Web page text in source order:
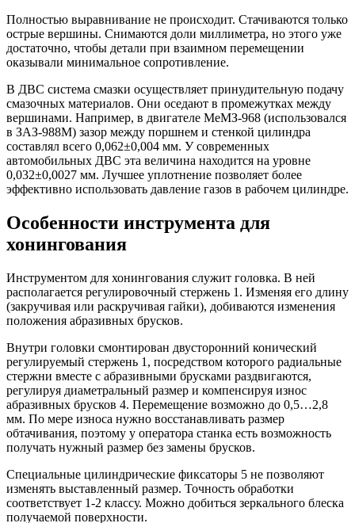
Полностью выравнивание не происходит. Стачиваются только
острые вершины. Снимаются доли миллиметра, но этого уже
достаточно, чтобы детали при взаимном перемещении
оказывали минимальное сопротивление.
В ДВС система смазки осуществляет принудительную подачу
смазочных материалов. Они оседают в промежутках между
вершинами. Например, в двигателе МеМЗ-968 (использовался
в ЗАЗ-988М) зазор между поршнем и стенкой цилиндра
составлял всего 0,062±0,004 мм. У современных
автомобильных ДВС эта величина находится на уровне
0,032±0,0027 мм. Лучшее уплотнение позволяет более
эффективно использовать давление газов в рабочем цилиндре.
Особенности инструмента для
хонингования
Инструментом для хонингования служит головка. В ней
располагается регулировочный стержень 1. Изменяя его длину
(закручивая или раскручивая гайки), добиваются изменения
положения абразивных брусков.
Внутри головки смонтирован двусторонний конический
регулируемый стержень 1, посредством которого радиальные
стержни вместе с абразивными брусками раздвигаются,
регулируя диаметральный размер и компенсируя износ
абразивных брусков 4. Перемещение возможно до 0,5…2,8
мм. По мере износа нужно восстанавливать размер
обтачивания, поэтому у оператора станка есть возможность
получать нужный размер без замены брусков.
Специальные цилиндрические фиксаторы 5 не позволяют
изменять выставленный размер. Точность обработки
соответствует 1-2 классу. Можно добиться зеркального блеска
получаемой поверхности.